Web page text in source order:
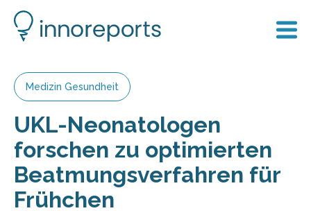
Medizin Gesundheit
UKL-Neonatologen
forschen zu optimierten
Beatmungsverfahren für
Frühchen